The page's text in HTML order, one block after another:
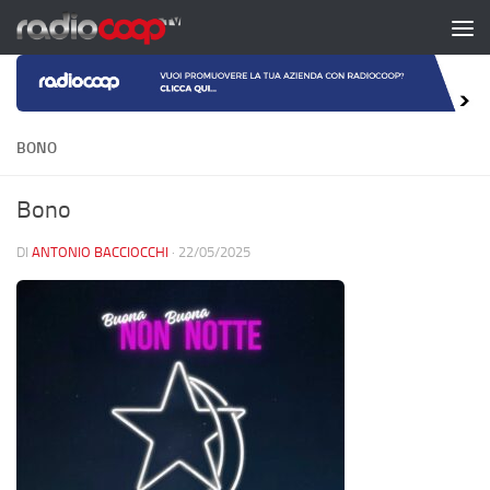
Salta al contenuto
BONO
Bono
DI ANTONIO BACCIOCCHI · 22/05/2025